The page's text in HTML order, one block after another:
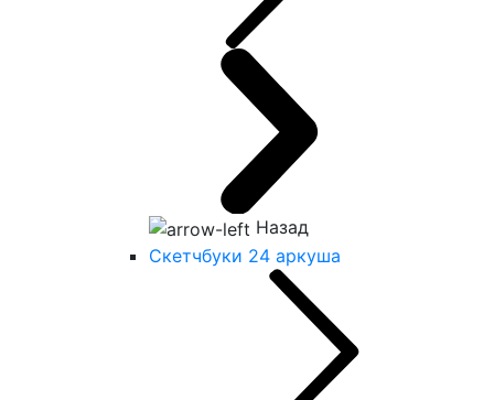
Назад
Скетчбуки 24 аркуша